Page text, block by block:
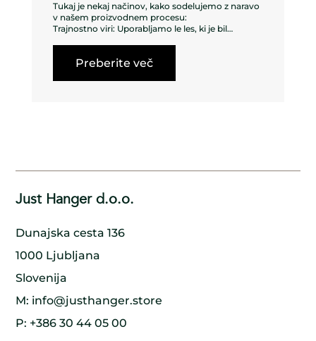
Tukaj je nekaj načinov, kako sodelujemo z naravo
v našem proizvodnem procesu:
Trajnostno viri: Uporabljamo le les, ki je bil
okolici ni poškodovan v procesu.
obešalnikov. S tem zmanjšujemo naš vpliv na
okolje in ohranjamo naravno lepoto lesa.
z lokalnimi skupnostmi, da zagotovimo, da je naš
koristijo. S tem pomagamo ustvariti model
trajnostnega razvoja, ki koristi tako ljudem kot
okolju.
Preberite več
Just Hanger d.o.o.
Dunajska cesta 136
1000 Ljubljana
Slovenija
M: info@justhanger.store
P: +386 30 44 05 00